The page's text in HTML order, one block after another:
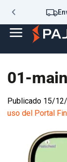
01-
Publicado 15/
uso del Portal